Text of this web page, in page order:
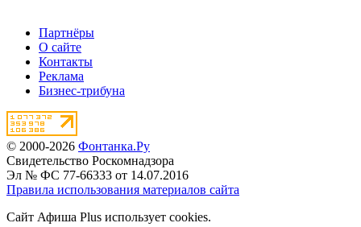
Партнёры
О сайте
Контакты
Реклама
Бизнес-трибуна
© 2000-2026 Фонтанка.Ру
Свидетельство Роскомнадзора
Эл № ФС 77-66333 от 14.07.2016
Правила использования материалов сайта
Сайт Афиша Plus использует cookies.